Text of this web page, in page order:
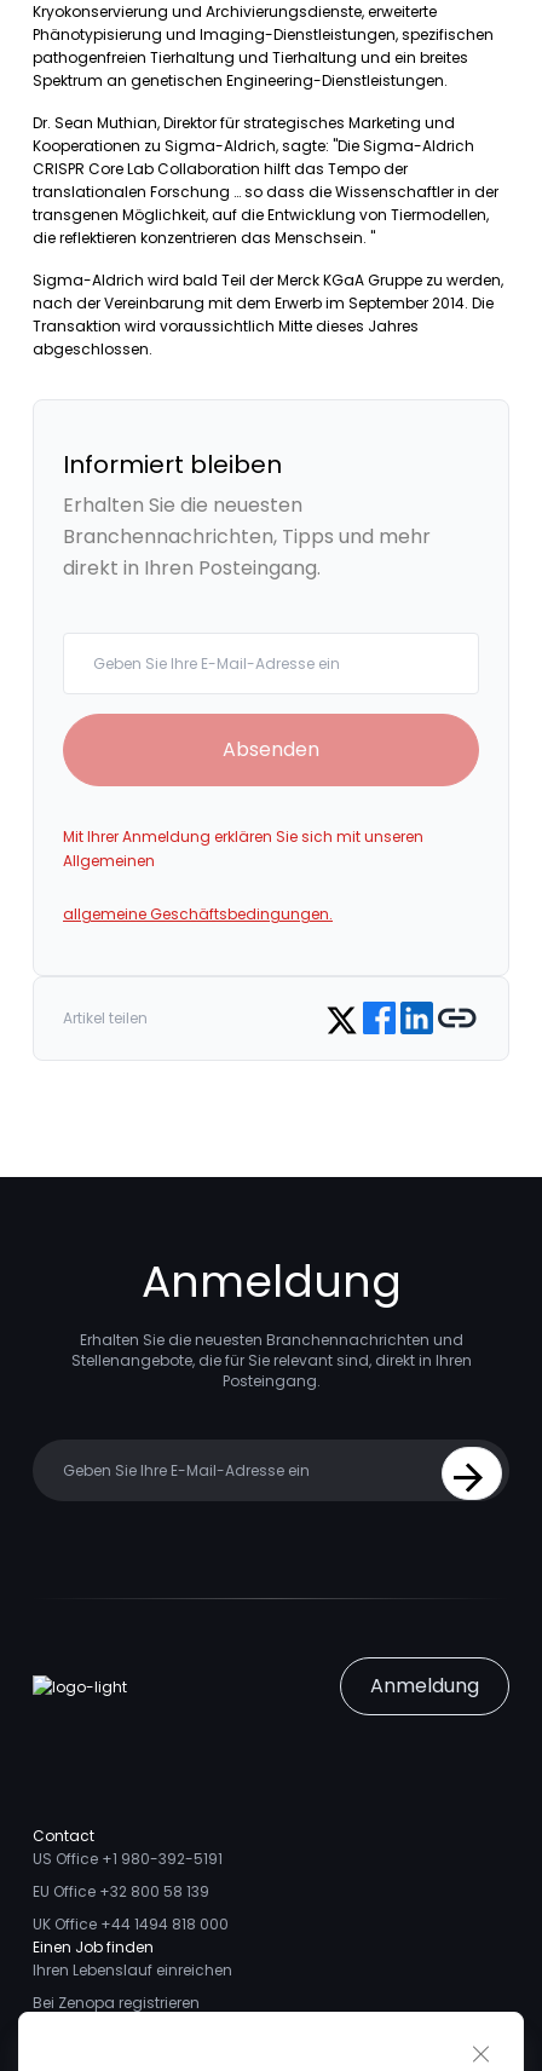
Kryokonservierung und Archivierungsdienste, erweiterte
Phänotypisierung und Imaging-Dienstleistungen, spezifischen
pathogenfreien Tierhaltung und Tierhaltung und ein breites
Spektrum an genetischen Engineering-Dienstleistungen.
Dr. Sean Muthian, Direktor für strategisches Marketing und
Kooperationen zu Sigma-Aldrich, sagte: "Die Sigma-Aldrich
CRISPR Core Lab Collaboration hilft das Tempo der
translationalen Forschung … so dass die Wissenschaftler in der
transgenen Möglichkeit, auf die Entwicklung von Tiermodellen,
die reflektieren konzentrieren das Menschsein. "
Sigma-Aldrich wird bald Teil der Merck KGaA Gruppe zu werden,
nach der Vereinbarung mit dem Erwerb im September 2014. Die
Transaktion wird voraussichtlich Mitte dieses Jahres
abgeschlossen.
Informiert bleiben
Erhalten Sie die neuesten
Branchennachrichten, Tipps und mehr
direkt in Ihren Posteingang.
Absenden
Mit Ihrer Anmeldung erklären Sie sich mit unseren
Allgemeinen
allgemeine Geschäftsbedingungen.
Artikel teilen Share on Twitter
Share on Facebook
Share on LinkedIn
Copy link
Anmeldung
Erhalten Sie die neuesten Branchennachrichten und
Stellenangebote, die für Sie relevant sind, direkt in Ihren
Posteingang.
Sign Up
Anmeldung
Contact
US Office +1 980-392-5191
EU Office +32 800 58 139
UK Office +44 1494 818 000
Einen Job finden
Ihren Lebenslauf einreichen
Bei Zenopa registrieren
Close